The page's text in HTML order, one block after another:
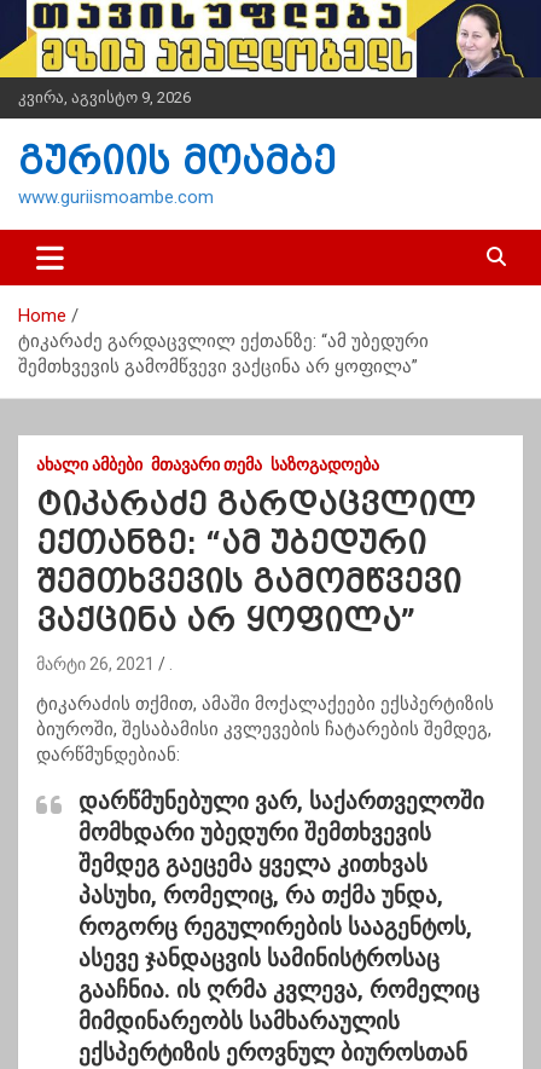
i
t
n
კვირა, აგვისტო 9, 2026
გურიის მოამბე
www.guriismoambe.com
Home
ტიკარაძე გარდაცვლილ ექთანზე: “ამ უბედური
შემთხვევის გამომწვევი ვაქცინა არ ყოფილა”
ᲐᲮᲐᲚᲘ ᲐᲛᲑᲔᲑᲘ ᲛᲗᲐᲕᲐᲠᲘ ᲗᲔᲛᲐ ᲡᲐᲖᲝᲒᲐᲓᲝᲔᲑᲐ
ტიკარაძე გარდაცვლილ
ექთანზე: “ამ უბედური
შემთხვევის გამომწვევი
ვაქცინა არ ყოფილა”
მარტი 26, 2021
ტიკარაძის თქმით, ამაში მოქალაქეები ექსპერტიზის
ბიუროში, შესაბამისი კვლევების ჩატარების შემდეგ,
დარწმუნდებიან:
დარწმუნებული ვარ, საქართველოში
მომხდარი უბედური შემთხვევის
შემდეგ გაეცემა ყველა კითხვას
პასუხი, რომელიც, რა თქმა უნდა,
როგორც რეგულირების სააგენტოს,
ასევე ჯანდაცვის სამინისტროსაც
გააჩნია. ის ღრმა კვლევა, რომელიც
მიმდინარეობს სამხარაულის
ექსპერტიზის ეროვნულ ბიუროსთან